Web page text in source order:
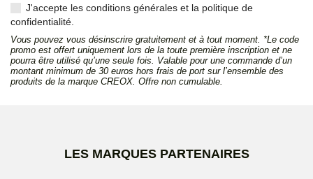
J'accepte les conditions générales et la politique de
confidentialité.
Vous pouvez vous désinscrire gratuitement et à tout moment. *Le code
promo est offert uniquement lors de la toute première inscription et ne
pourra être utilisé qu’une seule fois. Valable pour une commande d’un
montant minimum de 30 euros hors frais de port sur l’ensemble des
produits de la marque CREOX. Offre non cumulable.
LES MARQUES PARTENAIRES